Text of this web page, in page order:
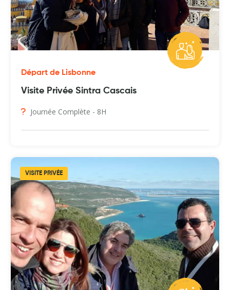
Départ de Lisbonne
Visite Privée Sintra Cascais
Journée Complète - 8H
VISITE PRIVÉE